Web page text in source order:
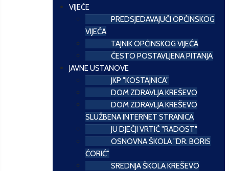
VIJEĆE
PREDSJEDAVAJUĆI OPĆINSKOG
VIJEĆA
TAJNIK OPĆINSKOG VIJEĆA
ČESTO POSTAVLJENA PITANJA
JAVNE USTANOVE
JKP "KOSTAJNICA"
DOM ZDRAVLJA KREŠEVO
DOM ZDRAVLJA KREŠEVO
SLUŽBENA INTERNET STRANICA
JU DJEČJI VRTIĆ "RADOST"
OSNOVNA ŠKOLA "DR. BORIS
ĆORIĆ"
SREDNJA ŠKOLA KREŠEVO